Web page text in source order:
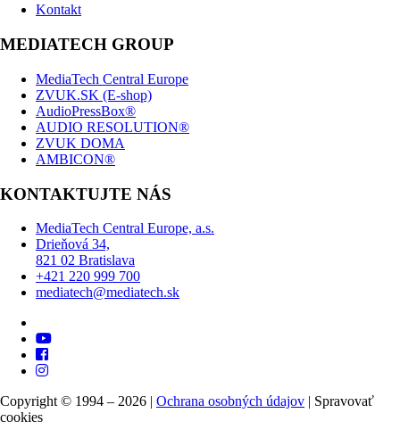
Kontakt
MEDIATECH GROUP
MediaTech Central Europe
ZVUK.SK (E-shop)
AudioPressBox®
AUDIO RESOLUTION®
ZVUK DOMA
AMBICON®
KONTAKTUJTE NÁS
MediaTech Central Europe, a.s.
Drieňová 34,
821 02 Bratislava
+421 220 999 700
mediatech@mediatech.sk
Copyright © 1994 – 2026 | Ochrana osobných údajov | Spravovať
cookies